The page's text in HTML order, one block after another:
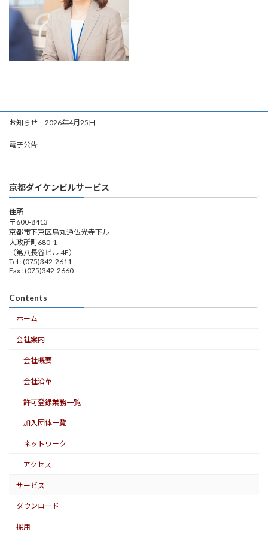
お知らせ 2026年4月25日
電子公告
京都ダイケンビルサービス
住所
〒600-8413
京都市下京区烏丸通仏光寺下ル
大政所町680-1
（第八長谷ビル 4F）
Tel : (075)342-2611
Fax : (075)342-2660
Contents
ホーム
会社案内
会社概要
会社沿革
許可登録業務一覧
加入団体一覧
ネットワーク
アクセス
サービス
ダウンロード
採用